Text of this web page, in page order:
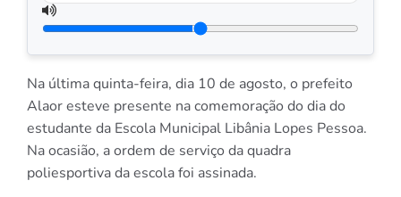
Na última quinta-feira, dia 10 de agosto, o prefeito
Alaor esteve presente na comemoração do dia do
estudante da Escola Municipal Libânia Lopes Pessoa.
Na ocasião, a ordem de serviço da quadra
poliesportiva da escola foi assinada.